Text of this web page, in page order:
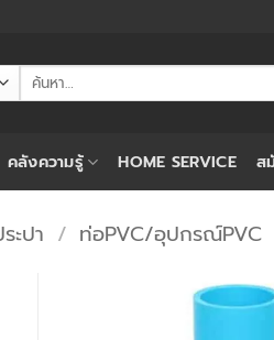
ค้นหา:
คลังความรู้ HOME SERVICE ส
ะปา / ท่อPVC/อุปกรณ์PVC